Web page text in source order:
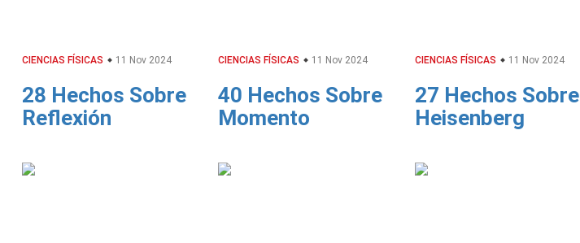
CIENCIAS FÍSICAS 11 Nov 2024
28 Hechos Sobre
Reflexión
CIENCIAS FÍSICAS 11 Nov 2024
40 Hechos Sobre
Momento
CIENCIAS FÍSICAS 11 Nov 2024
27 Hechos Sobre
Heisenberg